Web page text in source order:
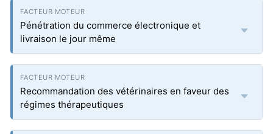
Pénétration du commerce électronique et
livraison le jour même
Recommandation des vétérinaires en faveur des
régimes thérapeutiques